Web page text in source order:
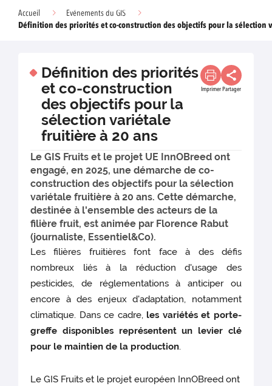
Accueil
Evénements du GIS
Définition des priorités et co-construction des objectifs pour la
Définition des priorités
et co-construction
des objectifs pour la
sélection variétale
fruitière à 20 ans
Imprimer Partager
Le GIS Fruits et le projet UE InnOBreed ont
engagé, en 2025, une démarche de co-
construction des objectifs pour la sélection
variétale fruitière à 20 ans. Cette démarche,
destinée à l'ensemble des acteurs de la
filière fruit, est animée par Florence Rabut
(journaliste, Essentiel&Co).
Les filières fruitières font face à des défis
nombreux liés à la réduction d'usage des
pesticides, de réglementations à anticiper ou
encore à des enjeux d'adaptation, notamment
climatique. Dans ce cadre, les variétés et porte-
greffe disponibles représentent un levier clé
pour le maintien de la production.
Le GIS Fruits et le projet européen InnOBreed ont